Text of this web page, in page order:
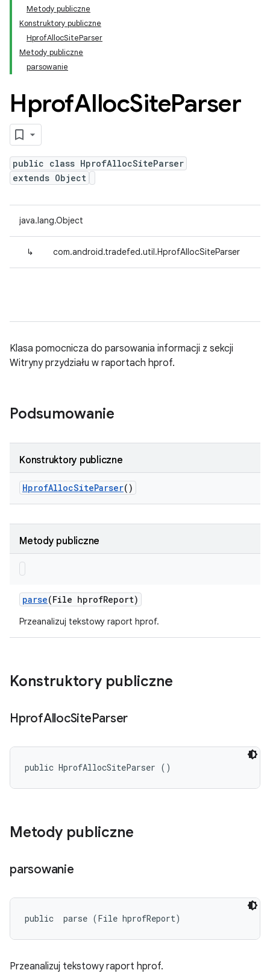
Metody publiczne
Konstruktory publiczne
HprofAllocSiteParser
Metody publiczne
parsowanie
HprofAllocSiteParser
public class HprofAllocSiteParser
extends Object
java.lang.Object
↳ com.android.tradefed.util.HprofAllocSiteParser
Klasa pomocnicza do parsowania informacji z sekcji
Witryny przydziału w raportach hprof.
Podsumowanie
Konstruktory publiczne
HprofAllocSiteParser()
Metody publiczne
parse(File hprofReport)
Przeanalizuj tekstowy raport hprof.
Konstruktory publiczne
HprofAllocSiteParser
public HprofAllocSiteParser ()
Metody publiczne
parsowanie
public parse (File hprofReport)
Przeanalizuj tekstowy raport hprof.